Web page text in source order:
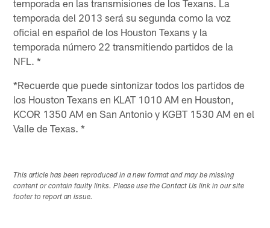
temporada en las transmisiones de los Texans. La
temporada del 2013 será su segunda como la voz
oficial en español de los Houston Texans y la
temporada número 22 transmitiendo partidos de la
NFL. *
*Recuerde que puede sintonizar todos los partidos de
los Houston Texans en KLAT 1010 AM en Houston,
KCOR 1350 AM en San Antonio y KGBT 1530 AM en el
Valle de Texas. *
This article has been reproduced in a new format and may be missing
content or contain faulty links. Please use the Contact Us link in our site
footer to report an issue.